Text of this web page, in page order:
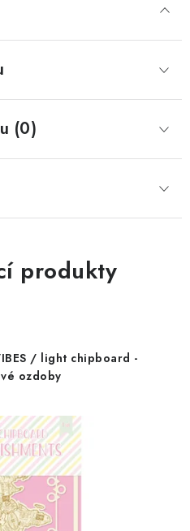
(0)
produkty
/ light chipboard -
ozdoby